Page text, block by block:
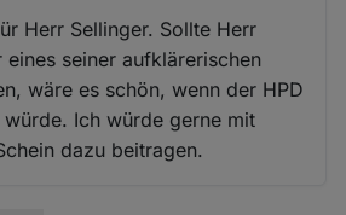
Herr Sellinger. Sollte Herr
eines seiner aufklärerischen
wäre es schön, wenn der HPD
Ich würde gerne mit
dazu beitragen.